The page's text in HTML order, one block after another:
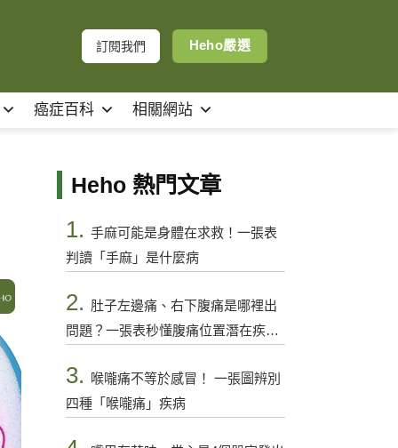
訂閱我們 Heho嚴選
癌症百科 相關網站
Heho 熱門文章
1. 手麻可能是身體在求救！一張表
判讀「手麻」是什麼病
2. 肚子左邊痛、右下腹痛是哪裡出
問題？一張表秒懂腹痛位置潛在疾病
3.
喉嚨痛不等於感冒！ 一張圖辨別
四種「喉嚨痛」疾病